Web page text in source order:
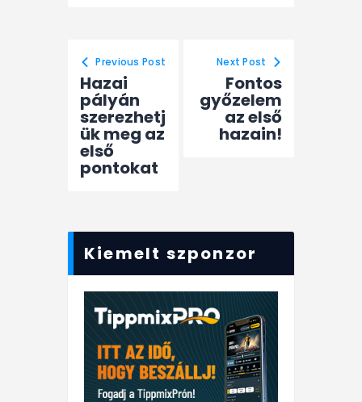
Previous Post
Hazai
pályán
szerezhetj
ük meg az
első
pontokat
Next Post
Fontos
győzelem
az első
hazain!
Kiemelt szponzor